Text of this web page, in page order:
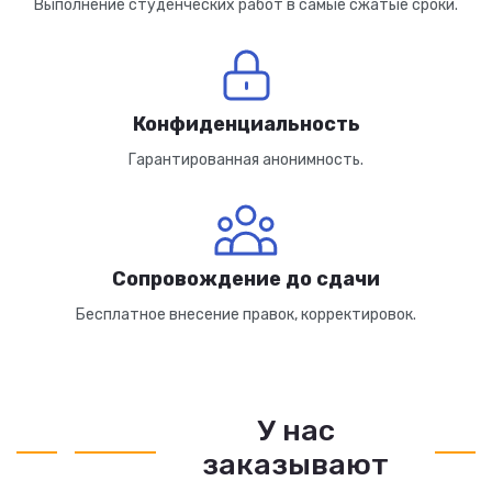
Выполнение студенческих работ в самые сжатые сроки.
Конфиденциальность
Гарантированная анонимность.
Сопровождение до сдачи
Бесплатное внесение правок, корректировок.
У нас
заказывают